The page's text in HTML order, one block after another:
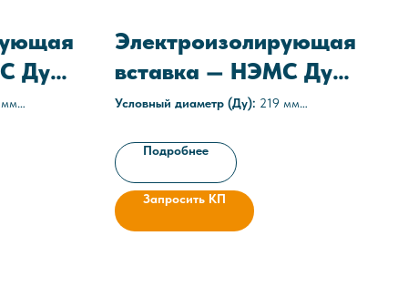
Ду
мм
Электроизолирующая
вставка — НЭМС Ду
219
Условный диаметр (Ду): 219 мм
Рабочее давление:
Технические условия:
05608841-2021
Подробнее
Запросить КП